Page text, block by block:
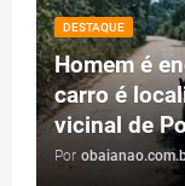
DESTAQUE
Homem é
carro é
vicinal de
Por